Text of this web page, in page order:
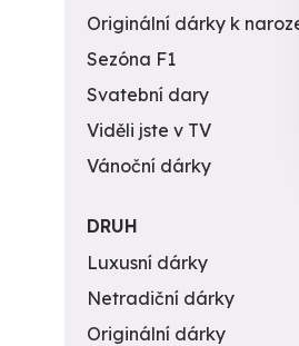
Originální dárky k
Sezóna F1
Svatební dary
Viděli jste v TV
Vánoční dárky
DRUH
Luxusní dárky
Netradiční dárky
Originální dárky